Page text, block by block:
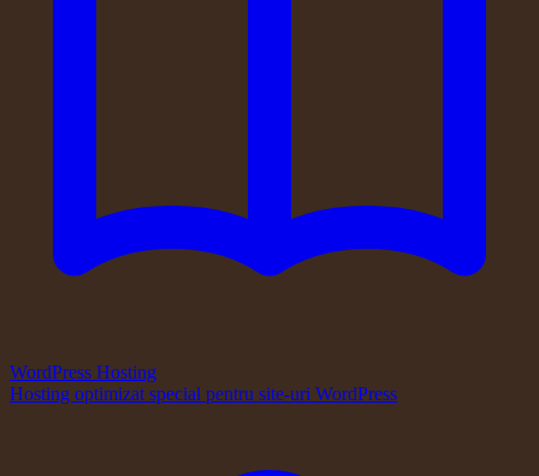
WordPress Hosting
Hosting optimizat special pentru site-uri WordPress